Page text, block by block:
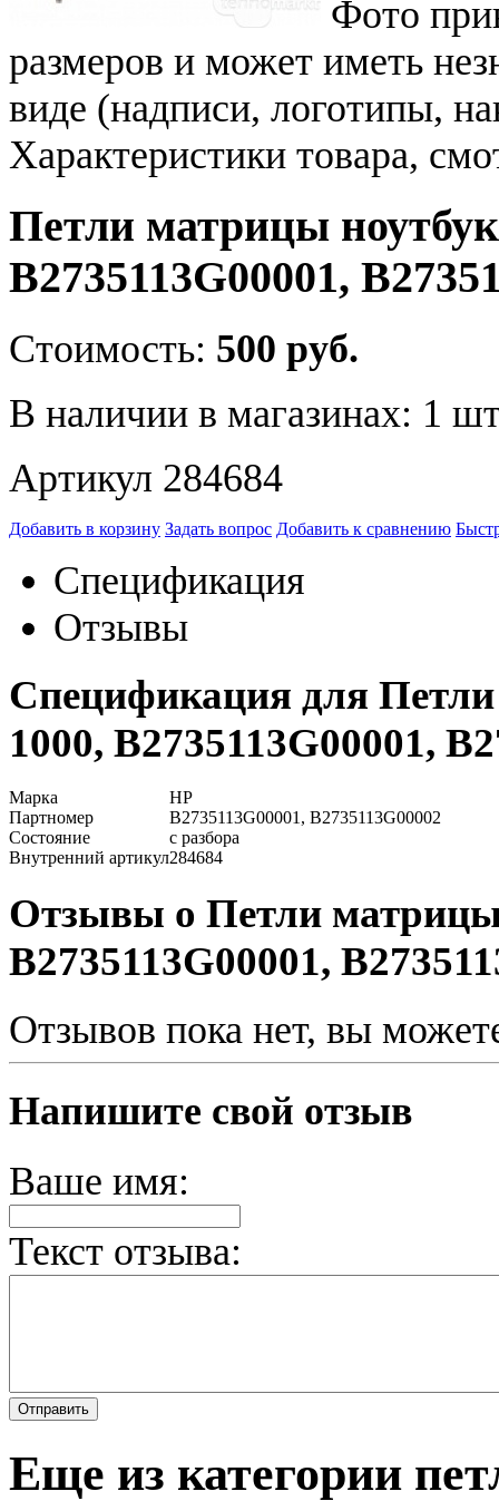
Фото
размеров и может иметь
виде (надписи, логотипы,
Характеристики товара,
Петли матрицы
B2735113G00001,
Стоимость: 500 руб.
В наличии в магазинах: 1
Артикул 284684
Добавить в корзину Задать вопрос Добавить к сравнению
Спецификация
Отзывы
Спецификация для
1000, B2735113G00001,
Марка
HP
Партномер
B2735113G00001, B2735113G00002
Состояние
с разбора
Внутренний артикул284684
Отзывы о Петли матрицы
B2735113G00001,
Отзывов пока нет, вы
Напишите свой отзыв
Ваше имя:
Текст отзыва:
Еще из категории